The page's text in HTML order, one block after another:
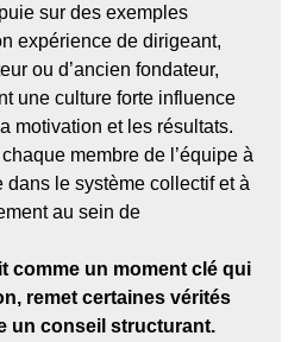
sur des exemples
expérience de dirigeant,
ou d’ancien fondateur,
une culture forte influence
motivation et les résultats.
membre de l’équipe à
dans le système collectif et à
au sein de
comme un moment clé qui
remet certaines vérités
un conseil structurant.